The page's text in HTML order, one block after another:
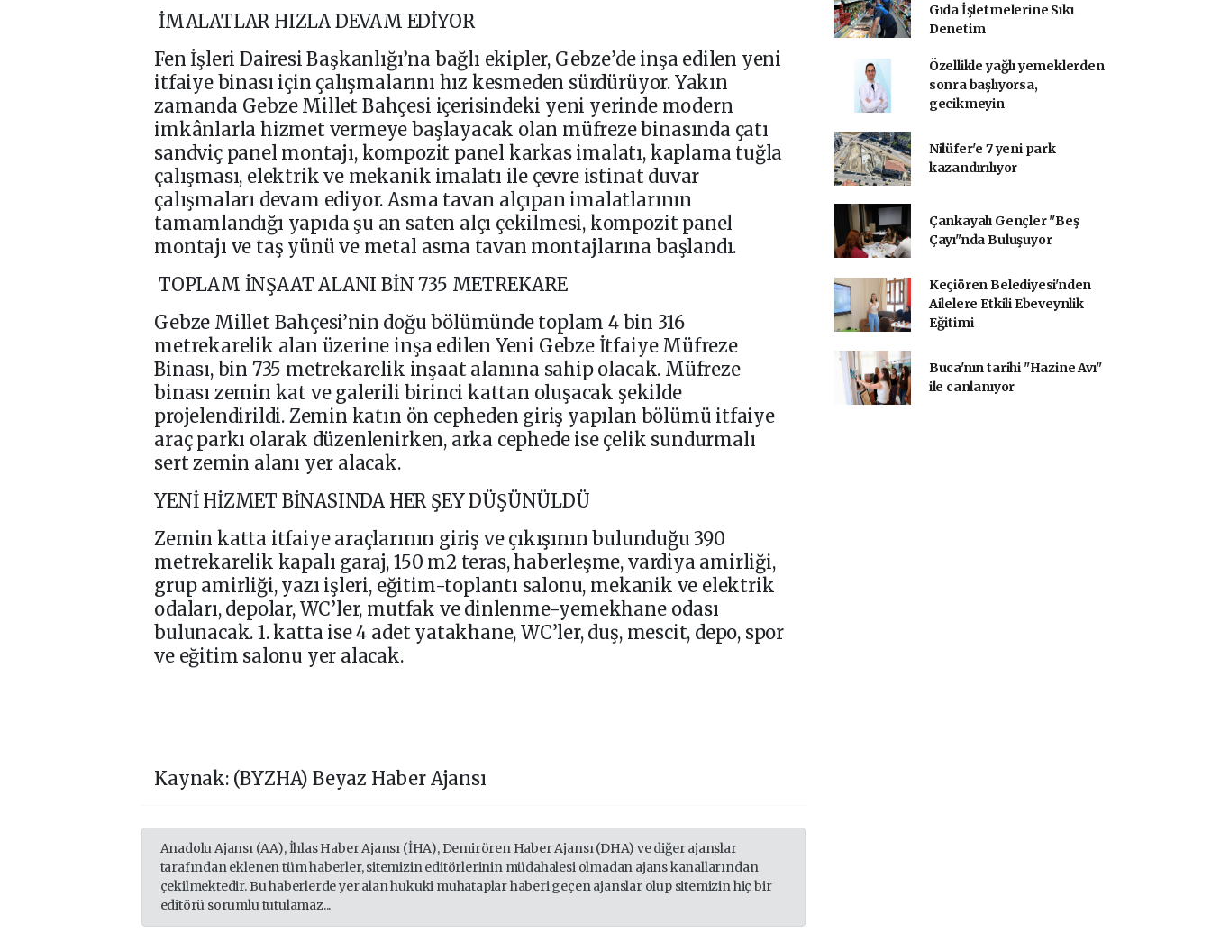
İMALATLAR HIZLA DEVAM EDİYOR
Fen İşleri Dairesi Başkanlığı’na bağlı ekipler, Gebze’de inşa edilen yeni
itfaiye binası için çalışmalarını hız kesmeden sürdürüyor. Yakın
zamanda Gebze Millet Bahçesi içerisindeki yeni yerinde modern
imkânlarla hizmet vermeye başlayacak olan müfreze binasında çatı
sandviç panel montajı, kompozit panel karkas imalatı, kaplama tuğla
çalışması, elektrik ve mekanik imalatı ile çevre istinat duvar
çalışmaları devam ediyor. Asma tavan alçıpan imalatlarının
tamamlandığı yapıda şu an saten alçı çekilmesi, kompozit panel
montajı ve taş yünü ve metal asma tavan montajlarına başlandı.
TOPLAM İNŞAAT ALANI BİN 735 METREKARE
Gebze Millet Bahçesi’nin doğu bölümünde toplam 4 bin 316
metrekarelik alan üzerine inşa edilen Yeni Gebze İtfaiye Müfreze
Binası, bin 735 metrekarelik inşaat alanına sahip olacak. Müfreze
binası zemin kat ve galerili birinci kattan oluşacak şekilde
projelendirildi. Zemin katın ön cepheden giriş yapılan bölümü itfaiye
araç parkı olarak düzenlenirken, arka cephede ise çelik sundurmalı
sert zemin alanı yer alacak.
YENİ HİZMET BİNASINDA HER ŞEY DÜŞÜNÜLDÜ
Zemin katta itfaiye araçlarının giriş ve çıkışının bulunduğu 390
metrekarelik kapalı garaj, 150 m2 teras, haberleşme, vardiya amirliği,
grup amirliği, yazı işleri, eğitim-toplantı salonu, mekanik ve elektrik
odaları, depolar, WC’ler, mutfak ve dinlenme-yemekhane odası
bulunacak. 1. katta ise 4 adet yatakhane, WC’ler, duş, mescit, depo, spor
ve eğitim salonu yer alacak.
Kaynak: (BYZHA) Beyaz Haber Ajansı
Anadolu Ajansı (AA), İhlas Haber Ajansı (İHA), Demirören Haber Ajansı (DHA) ve diğer ajanslar
tarafından eklenen tüm haberler, sitemizin editörlerinin müdahalesi olmadan ajans kanallarından
çekilmektedir. Bu haberlerde yer alan hukuki muhataplar haberi geçen ajanslar olup sitemizin hiç bir
editörü sorumlu tutulamaz...
Gıda İşletmelerine Sıkı
Denetim
Özellikle yağlı yemeklerden
sonra başlıyorsa,
gecikmeyin
Nilüfer'e 7 yeni park
kazandırılıyor
Çankayalı Gençler "Beş
Çayı"nda Buluşuyor
Keçiören Belediyesi'nden
Ailelere Etkili Ebeveynlik
Eğitimi
Buca'nın tarihi "Hazine Avı"
ile canlanıyor